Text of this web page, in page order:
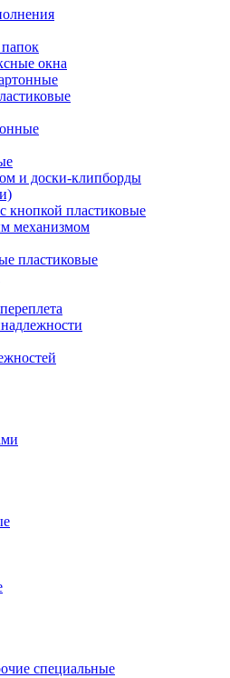
окна
и доски-клипборды
кнопкой пластиковые
механизмом
пластиковые
специальные